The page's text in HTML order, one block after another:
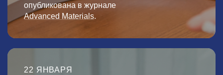
опубликована в журнале
Advanced Materials.
22 ЯНВАРЯ